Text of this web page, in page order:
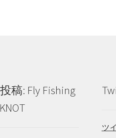
稿: Fly Fishing
ツ